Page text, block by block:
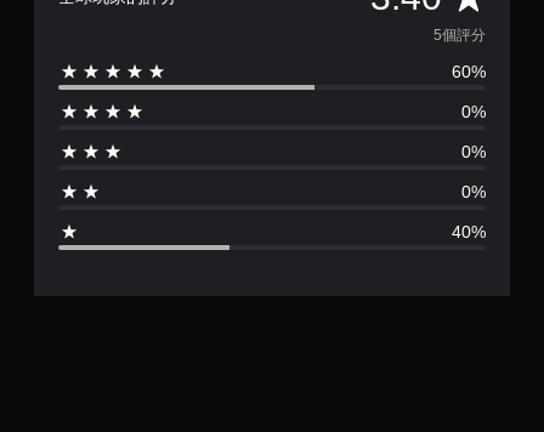
均
評
分
3
4
5個評分
60%
0%
0%
0%
40%